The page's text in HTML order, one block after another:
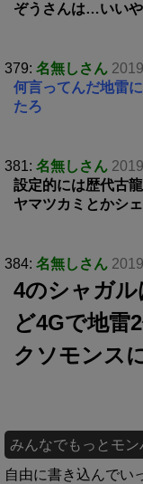
ぞうさんは…いいや
379: 名無しさん
何言ってんだ地雷
たろ
381: 名無しさん
設定的には歴代古
ヤマツカミとかシ
384: 名無しさん
4のシャガ
ど4Gで地雷
クソモンス
みんなでもっとモン
自由に書き込んでい